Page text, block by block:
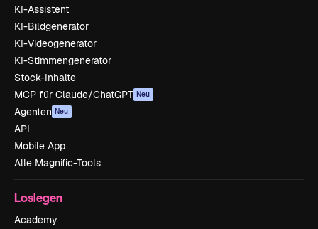
KI-Assistent
KI-Bildgenerator
KI-Videogenerator
KI-Stimmengenerator
Stock-Inhalte
MCP für Claude/ChatGPT Neu
Agenten Neu
API
Mobile App
Alle Magnific-Tools
Loslegen
Academy